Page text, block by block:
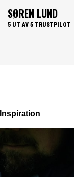
Inspiration